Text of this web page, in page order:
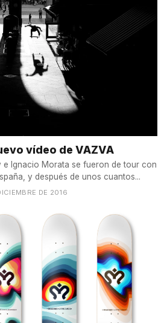
vídeo de VAZVA
e Ignacio Morata se fueron de tour con
y después de unos cuantos...
DE 2016